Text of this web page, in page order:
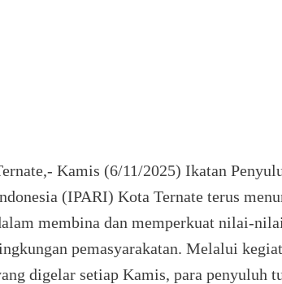
Kamis (6/11/2025) Ikatan
(IPARI) Kota Ternate terus
membina dan memperkuat nilai-
pemasyarakatan. Melalui
digelar setiap Kamis, para penyuluh